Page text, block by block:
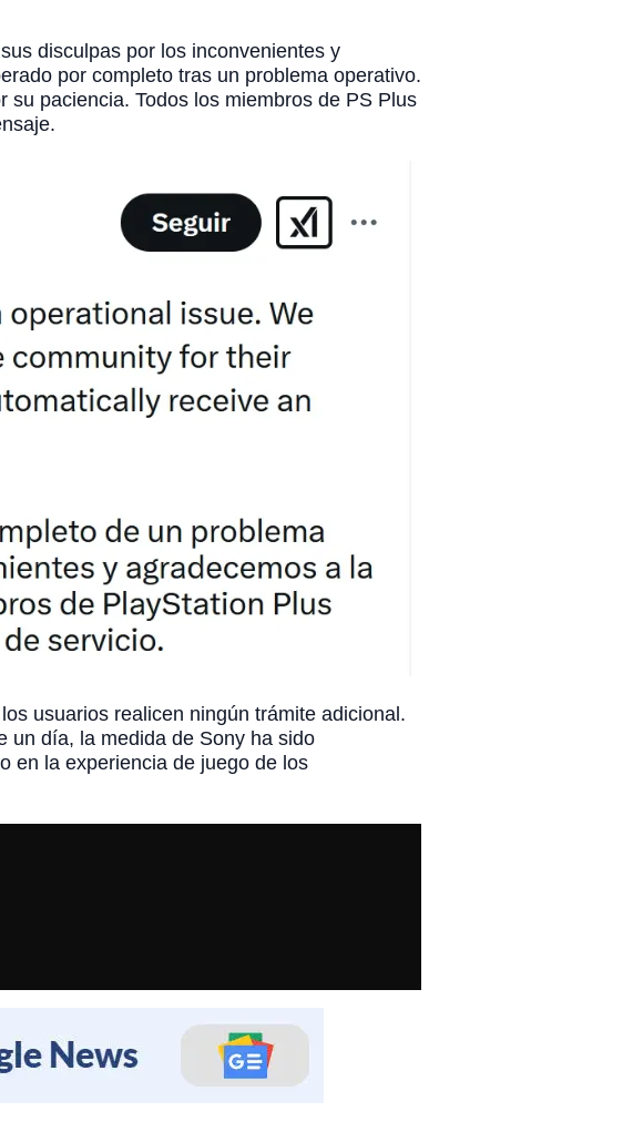
disculpas por los inconvenientes y
por completo tras un problema operativo.
paciencia. Todos los miembros de PS Plus
usuarios realicen ningún trámite adicional.
un día, la medida de Sony ha sido
en la experiencia de juego de los